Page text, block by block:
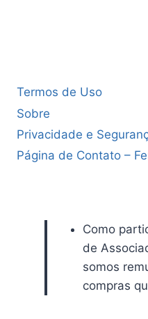
Termos de Uso
Sobre
Privacidade e
Página de Contato –
Como
de
somos
compras